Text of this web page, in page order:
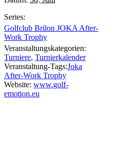
Series:
Golfclub Brilon JOKA After-
Work Trophy
Veranstaltungskategorien:
Turniere, Turnierkalender
Veranstaltung-Tags:Joka
After-Work Trophy
Website: www.golf-
emotion.eu